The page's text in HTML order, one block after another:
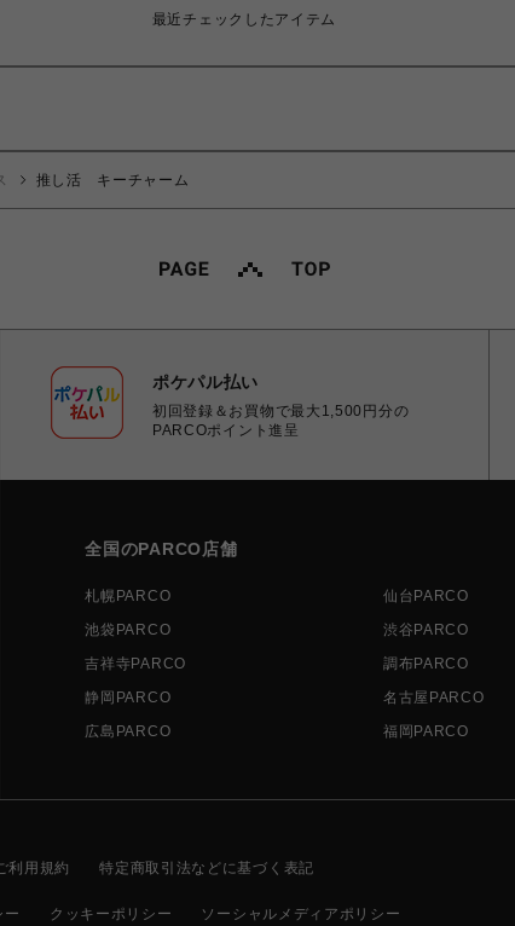
最近チェックしたアイテム
推し活 キーチャーム
ポケパル払い
初回登録＆お買物で最大1,500円分の
PARCOポイント進呈
全国のPARCO店舗
札幌PARCO 仙台PARCO
池袋PARCO
渋谷PARCO
吉祥寺PARCO
調布PARCO
静岡PARCO
名古屋PARCO
広島PARCO
福岡PARCO
利用規約 特定商取引法などに基づく表記
ー クッキーポリシー ソーシャルメディアポリシー